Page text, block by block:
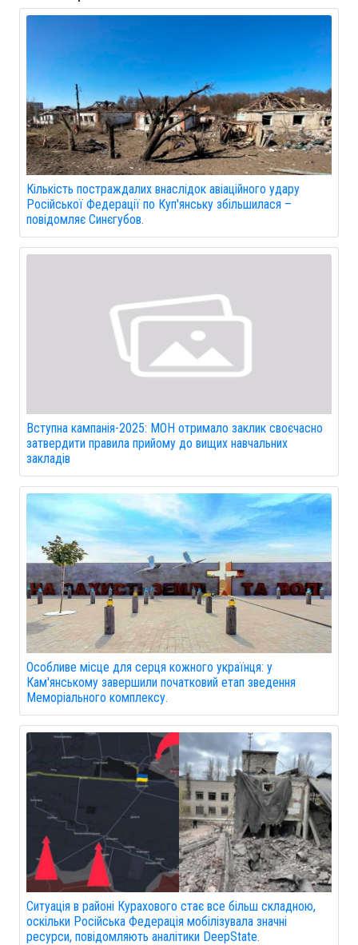
Кількість постраждалих внаслідок авіаційного удару
Російської Федерації по Куп'янську збільшилася –
повідомляє Синєгубов.
Вступна кампанія-2025: МОН отримало заклик своєчасно
затвердити правила прийому до вищих навчальних
закладів
Особливе місце для серця кожного українця: у
Кам'янському завершили початковий етап зведення
Меморіального комплексу.
Ситуація в районі Курахового стає все більш складною,
оскільки Російська Федерація мобілізувала значні
ресурси, повідомляють аналітики DeepState.